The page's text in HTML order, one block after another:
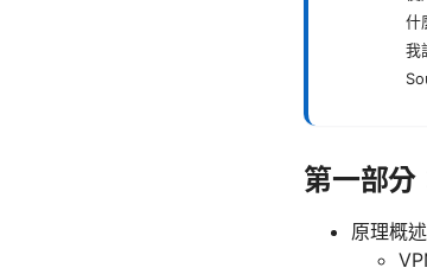
什
我
第一部分
原理概述